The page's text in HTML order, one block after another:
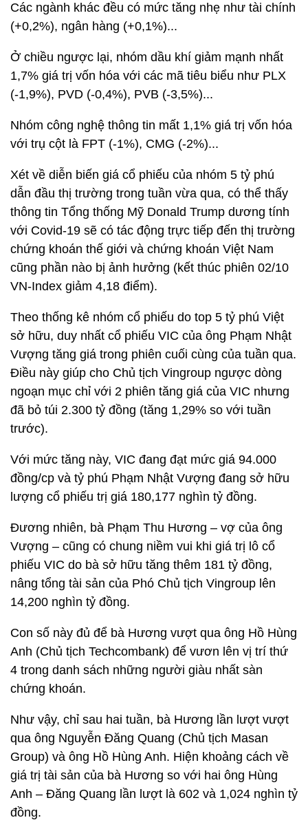
Các ngành khác đều có mức tăng nhẹ như tài chính
(+0,2%), ngân hàng (+0,1%)...
Ở chiều ngược lại, nhóm dầu khí giảm mạnh nhất
1,7% giá trị vốn hóa với các mã tiêu biểu như PLX
(-1,9%), PVD (-0,4%), PVB (-3,5%)...
Nhóm công nghệ thông tin mất 1,1% giá trị vốn hóa
với trụ cột là FPT (-1%), CMG (-2%)...
Xét về diễn biến giá cổ phiếu của nhóm 5 tỷ phú
dẫn đầu thị trường trong tuần vừa qua, có thể thấy
thông tin Tổng thống Mỹ Donald Trump dương tính
với Covid-19 sẽ có tác động trực tiếp đến thị trường
chứng khoán thế giới và chứng khoán Việt Nam
cũng phần nào bị ảnh hưởng (kết thúc phiên 02/10
VN-Index giảm 4,18 điểm).
Theo thống kê nhóm cổ phiếu do top 5 tỷ phú Việt
sở hữu, duy nhất cổ phiếu VIC của ông Phạm Nhật
Vượng tăng giá trong phiên cuối cùng của tuần qua.
Điều này giúp cho Chủ tịch Vingroup ngược dòng
ngoạn mục chỉ với 2 phiên tăng giá của VIC nhưng
đã bỏ túi 2.300 tỷ đồng (tăng 1,29% so với tuần
trước).
Với mức tăng này, VIC đang đạt mức giá 94.000
đồng/cp và tỷ phú Phạm Nhật Vượng đang sở hữu
lượng cổ phiếu trị giá 180,177 nghìn tỷ đồng.
Đương nhiên, bà Phạm Thu Hương – vợ của ông
Vượng – cũng có chung niềm vui khi giá trị lô cổ
phiếu VIC do bà sở hữu tăng thêm 181 tỷ đồng,
nâng tổng tài sản của Phó Chủ tịch Vingroup lên
14,200 nghìn tỷ đồng.
Con số này đủ để bà Hương vượt qua ông Hồ Hùng
Anh (Chủ tịch Techcombank) để vươn lên vị trí thứ
4 trong danh sách những người giàu nhất sàn
chứng khoán.
Như vậy, chỉ sau hai tuần, bà Hương lần lượt vượt
qua ông Nguyễn Đăng Quang (Chủ tịch Masan
Group) và ông Hồ Hùng Anh. Hiện khoảng cách về
giá trị tài sản của bà Hương so với hai ông Hùng
Anh – Đăng Quang lần lượt là 602 và 1,024 nghìn tỷ
đồng.